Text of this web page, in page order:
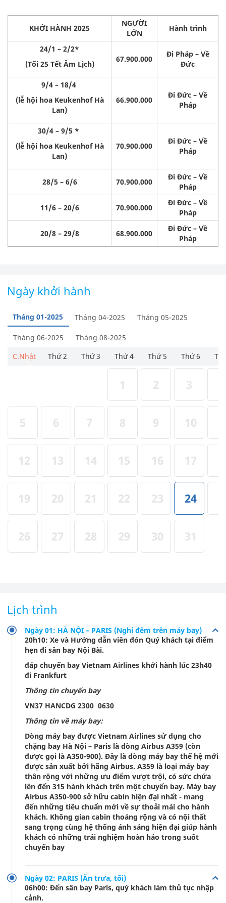
KHỞI HÀNH 2025
NGƯỜI
LỚN
Hành trình
24/1 – 2/2*
(Tối 25 Tết Âm Lịch)
67.900.000
Đi Pháp – Về
Đức
9/4 – 18/4
(lễ hội hoa Keukenhof Hà
Lan)
66.900.000
Đi Đức – Về
Pháp
30/4 – 9/5 *
(lễ hội hoa Keukenhof Hà
Lan)
70.900.000
Đi Đức – Về
Pháp
28/5 – 6/6 70.900.000
Đi Đức – Về
Pháp
11/6 – 20/6 70.900.000
Đi Đức – Về
Pháp
20/8 – 29/8 68.900.000
Đi Đức – Về
Pháp
Ngày khởi hành
Tháng 01-2025 Tháng 04-2025 Tháng 05-2025
Tháng 06-2025
Tháng 08-2025
C.Nhật
Thứ 2 Thứ 3 Thứ 4 Thứ 5 Thứ 6
1 2 3
5 6 7 8 9 10
12 13 14 15 16 17
19 20 21 22 23 24
26 27 28 29 30 31
Lịch trình
Ngày 01: HÀ NỘI – PARIS (Nghỉ đêm trên máy bay)
20h10: Xe và Hướng dẫn viên đón Quý khách tại điểm
hẹn đi sân bay Nội Bài.
đáp chuyến bay Vietnam Airlines khởi hành lúc 23h40
đi Frankfurt
Thông tin chuyến bay
VN37 HANCDG 2300 0630
Thông tin về máy bay:
Dòng máy bay được Vietnam Airlines sử dụng cho
chặng bay Hà Nội – Paris là dòng Airbus A359 (còn
được gọi là A350-900). Đây là dòng máy bay thế hệ mới
được sản xuất bởi hãng Airbus. A359 là loại máy bay
thân rộng với những ưu điểm vượt trội, có sức chứa
lên đến 315 hành khách trên một chuyến bay. Máy bay
Airbus A350-900 sở hữu cabin hiện đại nhất - mang
đến những tiêu chuẩn mới về sự thoải mái cho hành
khách. Không gian cabin thoáng rộng và có nội thất
sang trọng cùng hệ thống ánh sáng hiện đại giúp hành
khách có những trải nghiệm hoàn hảo trong suốt
chuyến bay
Ngày 02: PARIS (Ăn trưa, tối)
06h00: Đến sân bay Paris, quý khách làm thủ tục nhập
cảnh.